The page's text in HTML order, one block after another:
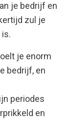
je bedrijf en
zul je
je enorm
bedrijf, en
periodes
en